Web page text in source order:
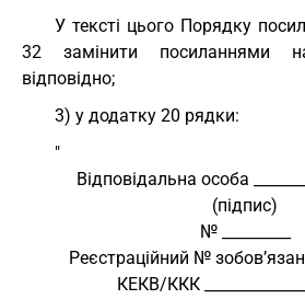
У тексті цього Порядку
32 замінити посиланнями
відповідно;
3) у додатку 20 рядки:
"
Відповідальна особа
(підпис)
№ _________
Реєстраційний №
КЕКВ/ККК